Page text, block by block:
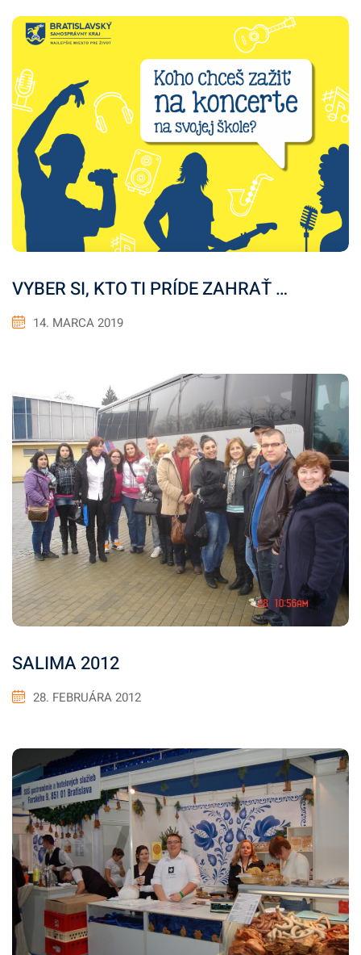
VYBER SI, KTO TI PRÍDE ZAHRAŤ …
14. MARCA 2019
SALIMA 2012
28. FEBRUÁRA 2012